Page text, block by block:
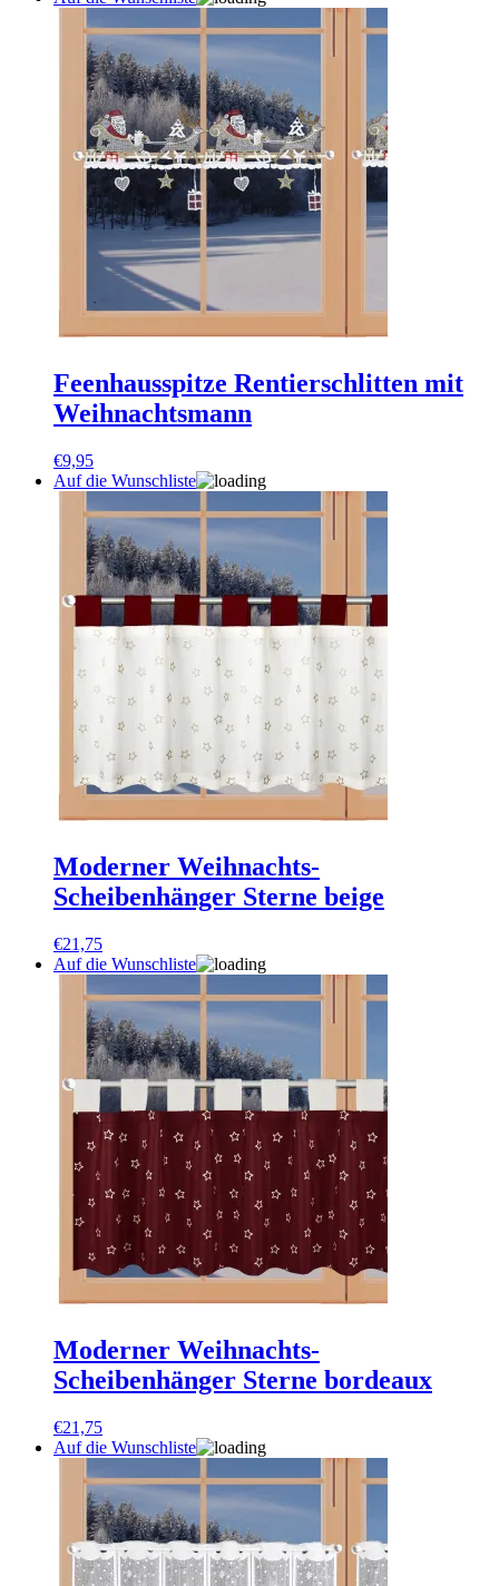
Feenhausspitze Rentierschlitten mit
Weihnachtsmann
€9,95
Auf die Wunschliste
Moderner Weihnachts-
Scheibenhänger Sterne beige
€21,75
Auf die Wunschliste
Moderner Weihnachts-
Scheibenhänger Sterne bordeaux
€21,75
Auf die Wunschliste